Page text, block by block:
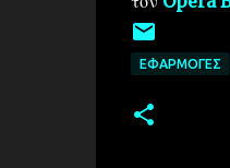
ΕΦΑΡΜΟΓΈΣ